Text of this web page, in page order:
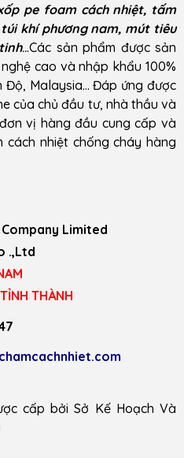
pe foam cách nhiệt, tấm
khí phương nam, mút tiêu
...Các sản phẩm được sản
cao và nhập khẩu 100%
Độ, Malaysia… Đáp ứng được
của chủ đầu tư, nhà thầu và
vị hàng đầu cung cấp và
cách nhiệt chống cháy hàng
Limited
.,Ltd
THÀNH
cấp bởi Sở Kế Hoạch Và